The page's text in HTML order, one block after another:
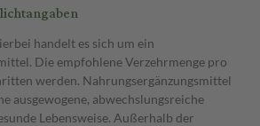
handelt es sich um ein
Die empfohlene Verzehrmenge pro
werden. Nahrungsergänzungsmittel
ausgewogene, abwechslungsreiche
Lebensweise. Außerhalb der